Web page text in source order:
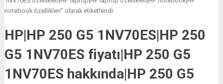
notebook özellikleri” olarak etiketlendi
HP|HP 250 G5 1NV70ES|HP 250
G5 1NV70ES fiyatı|HP 250 G5
1NV70ES hakkında|HP 250 G5